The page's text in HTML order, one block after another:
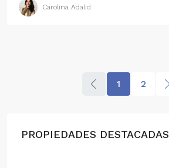
Carolina Adalid
1 2
PROPIEDADES DESTACADAS